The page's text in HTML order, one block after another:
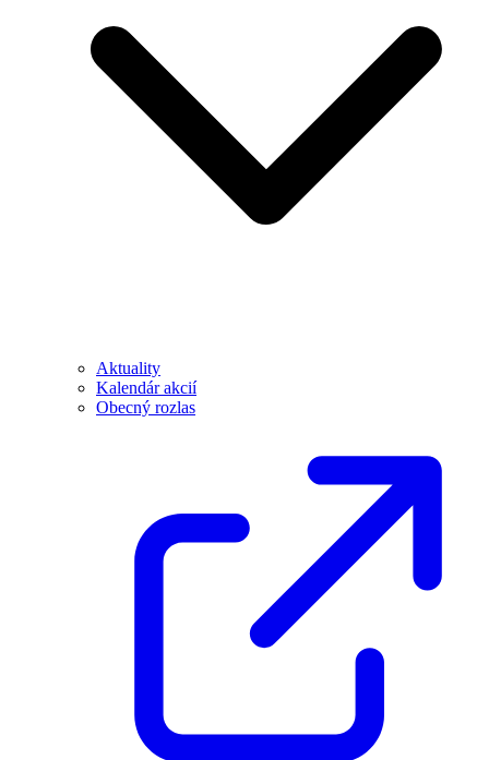
Aktuality
Kalendár akcií
Obecný rozlas